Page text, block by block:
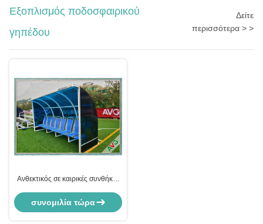
Εξοπλισμός ποδοσφαιρικού
γηπέδου
Δείτε
περισσότερα > >
Ανθεκτικός σε καιρικές συνθήκες
κινητικότητα Αλουμίνιο κάθισμα
προπονητή ποδοσφαίρου
συνομιλία τώρα